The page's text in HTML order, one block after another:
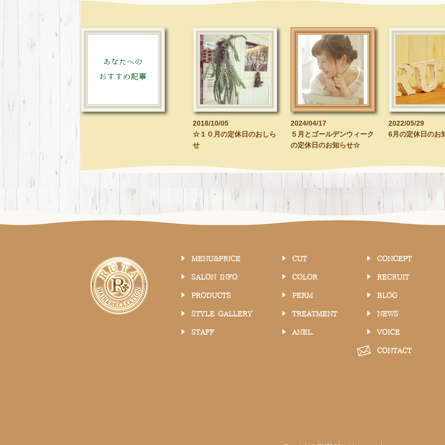
あなたへの
おすすめ記事
2018/10/05
☆１０月の定休日のおしら
せ
2024/04/17
５月とゴールデンウィーク
の定休日のお知らせ☆
2022/05/29
6月の定休日のお
MENU&PRICE
SALON INFO
PRODUCTS
STYLE GALLERY
STAFF
CUT
COLOR
PERM
TREATMENT
ANEL.
CONCEPT
RECRUIT
BLOG
NEWS
VOICE
CONTACT